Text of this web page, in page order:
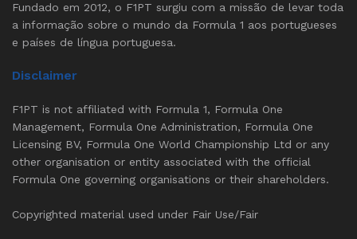
Fundado em 2012, o F1PT surgiu com a missão de levar toda
a informação sobre o mundo da Formula 1 aos portugueses
e países de língua portuguesa.
Disclaimer
F1PT is not affiliated with Formula 1, Formula One
Management, Formula One Administration, Formula One
Licensing BV, Formula One World Championship Ltd or any
other organisation or entity associated with the official
Formula One governing organisations or their shareholders.
Copyrighted material used under Fair Use/Fair